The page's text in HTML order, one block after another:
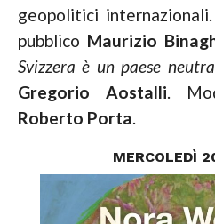
geopolitici
pubblico Maurizio
Svizzera è un paese
Gregorio Aostalli.
Roberto Porta.
MERCOLEDÌ